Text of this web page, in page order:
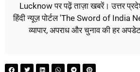
Lucknow पर पढ़ें ताज़ा खबरें। उत्तर
हिंदी न्यूज़ पोर्टल 'The Sword of India
व्यापार, अपराध और चुनाव की हर